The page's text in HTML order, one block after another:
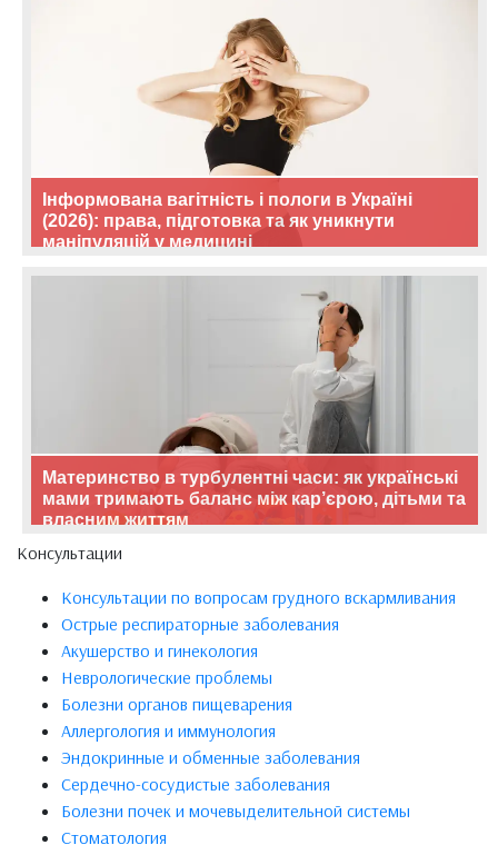
Інформована вагітність і пологи в Україні
(2026): права, підготовка та як уникнути
маніпуляцій у медицині
Материнство в турбулентні часи: як українські
мами тримають баланс між кар’єрою, дітьми та
власним життям
Консультации
Консультации по вопросам грудного вскармливания
Острые респираторные заболевания
Акушерство и гинекология
Неврологические проблемы
Болезни органов пищеварения
Аллергология и иммунология
Эндокринные и обменные заболевания
Сердечно-сосудистые заболевания
Болезни почек и мочевыделительной системы
Стоматология